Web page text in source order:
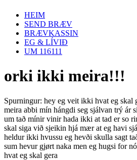
HEIM
SEND BRÆV
BRÆVKASSIN
EG & LÍVIÐ
UM 116111
orki ikki meira!!!
Spurningur: hey eg veit ikki hvat eg skal
meira abbi mín hángdi seg sjálvan trý ár
um tað mínir vinir hada ikki at tad er so
skal siga við sjeikin hjá mær at eg havi
heldur ikki hvussu eg hevði skulla sagt
sum hevur gjørt naka men eg hugsi for
hvat eg skal gera